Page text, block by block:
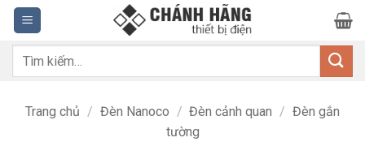
Bỏ
qua
nội
dung
Tìm
Trang chủ / Đèn Nanoco / Đèn cảnh quan / Đèn gắn
tường